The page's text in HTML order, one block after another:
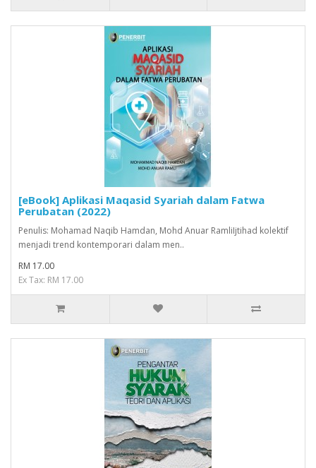
[eBook] Aplikasi Maqasid Syariah dalam Fatwa
Perubatan (2022)
Penulis: Mohamad Naqib Hamdan, Mohd Anuar RamliIjtihad kolektif
menjadi trend kontemporari dalam men..
RM 17.00
Ex Tax: RM 17.00